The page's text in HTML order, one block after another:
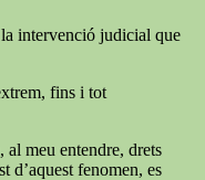
intervenció judicial que
fins i tot
al meu entendre, drets
d’aquest fenomen, es